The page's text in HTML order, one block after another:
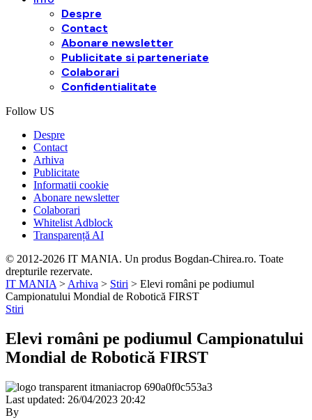
Despre
Contact
Abonare newsletter
Publicitate si parteneriate
Colaborari
Confidentialitate
Follow US
Despre
Contact
Arhiva
Publicitate
Informatii cookie
Abonare newsletter
Colaborari
Whitelist Adblock
Transparență AI
© 2012-2026 IT MANIA. Un produs Bogdan-Chirea.ro. Toate
drepturile rezervate.
IT MANIA > Arhiva > Stiri > Elevi români pe podiumul
Campionatului Mondial de Robotică FIRST
Stiri
Elevi români pe podiumul Campionatului
Mondial de Robotică FIRST
Last updated: 26/04/2023 20:42
By